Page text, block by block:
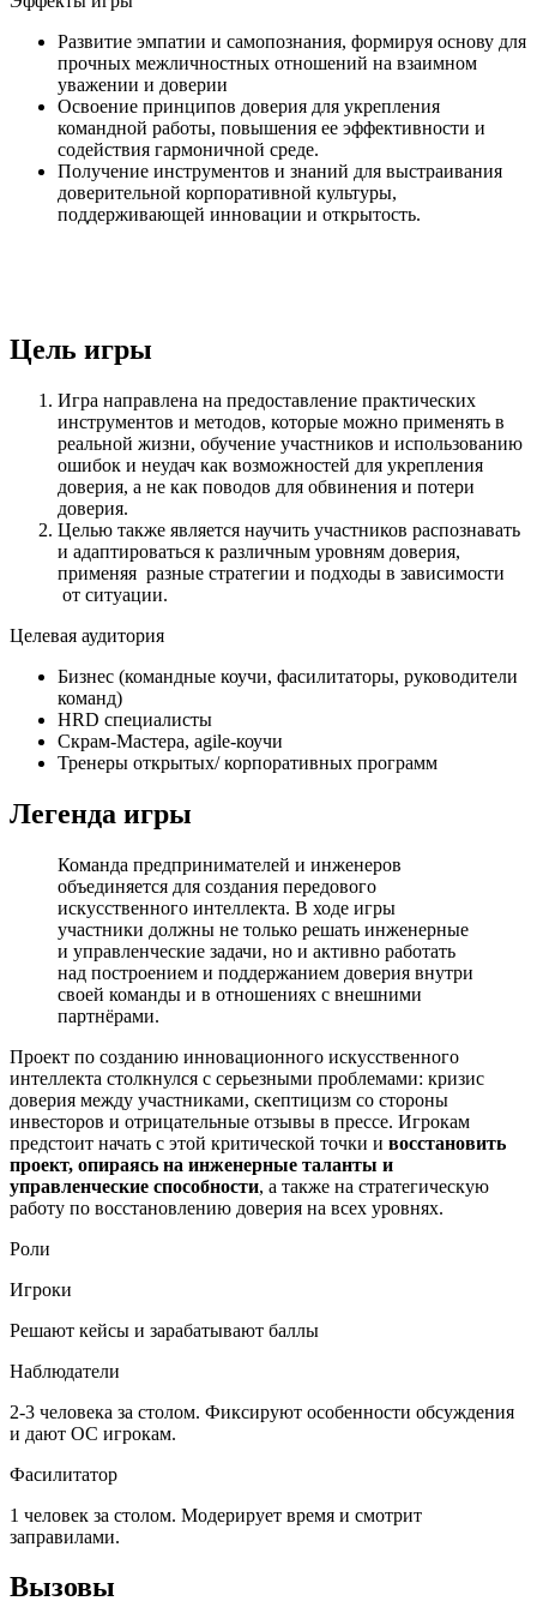
Развитие эмпатии и самопознания, формируя основу для
прочных межличностных отношений на взаимном
уважении и доверии
Освоение принципов доверия для укрепления
командной работы, повышения ее эффективности и
содействия гармоничной среде.
Получение инструментов и знаний для выстраивания
доверительной корпоративной культуры,
поддерживающей инновации и открытость.
Цель игры
Игра направлена на предоставление практических
инструментов и методов, которые можно применять в
реальной жизни, обучение участников и использованию
ошибок и неудач как возможностей для укрепления
доверия, а не как поводов для обвинения и потери
доверия.
Целью также является научить участников распознавать
и адаптироваться к различным уровням доверия,
применяя разные стратегии и подходы в зависимости
от ситуации.
Целевая аудитория
Бизнес (командные коучи, фасилитаторы, руководители
команд)
HRD специалисты
Скрам-Мастера, agile-коучи
Тренеры открытых/ корпоративных программ
Легенда игры
Команда предпринимателей и инженеров
объединяется для создания передового
искусственного интеллекта. В ходе игры
участники должны не только решать инженерные
и управленческие задачи, но и активно работать
над построением и поддержанием доверия внутри
своей команды и в отношениях с внешними
партнёрами.
Проект по созданию инновационного искусственного
интеллекта столкнулся с серьезными проблемами: кризис
доверия между участниками, скептицизм со стороны
инвесторов и отрицательные отзывы в прессе. Игрокам
предстоит начать с этой критической точки и восстановить
проект, опираясь на инженерные таланты и
управленческие способности, а также на стратегическую
работу по восстановлению доверия на всех уровнях.
Роли
Игроки
Решают кейсы и зарабатывают баллы
Наблюдатели
2-3 человека за столом. Фиксируют особенности обсуждения
и дают ОС игрокам.
Фасилитатор
1 человек за столом. Модерирует время и смотрит
заправилами.
Вызовы